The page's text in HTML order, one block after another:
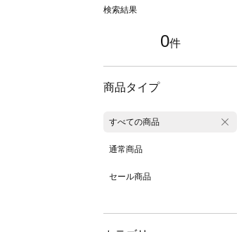
検索結果
0件
商品タイプ
すべての商品
通常商品
セール商品